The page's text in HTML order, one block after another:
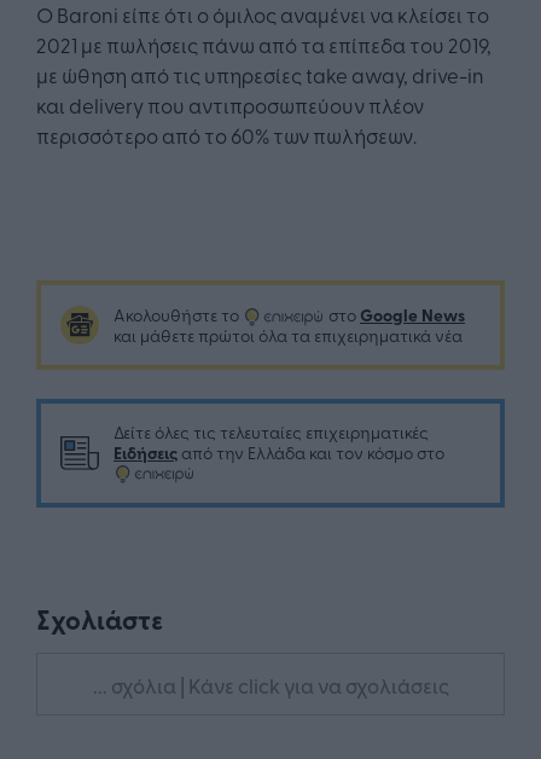
Ο Baroni είπε ότι ο όμιλος αναμένει να κλείσει το
2021 με πωλήσεις πάνω από τα επίπεδα του 2019,
με ώθηση από τις υπηρεσίες take away, drive-in
και delivery που αντιπροσωπεύουν πλέον
περισσότερο από το 60% των πωλήσεων.
Ακολουθήστε το στο Google News
και μάθετε πρώτοι όλα τα επιχειρηματικά νέα
Δείτε όλες τις τελευταίες επιχειρηματικές
Ειδήσεις από την Ελλάδα και τον κόσμο στο
Σχολιάστε
... σχόλια | Κάνε click για να σχολιάσεις